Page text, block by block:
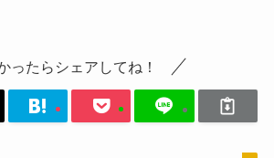
ったらシェアしてね！